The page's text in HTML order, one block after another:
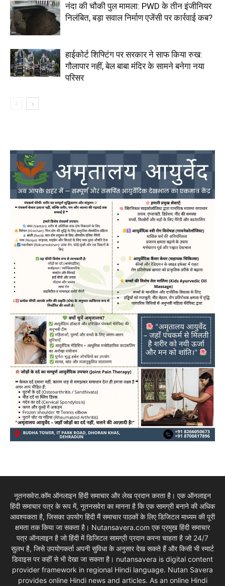
नंदा की चौकी पुल मामला: PWD के तीन इंजीनियर
निलंबित, बड़ा सवाल निर्माण एजेंसी पर कार्रवाई कब?
हाईकोर्ट शिफ्टिंग पर सरकार ने साफ किया रुख:
गौलापार नहीं, बेल बाबा मंदिर के सामने बनेगा नया
परिसर
नूतनसवेरा.कॉम ऑनलाइन हिंदी समाचार और लेख प्रदान करता है। एक ऑनलाइन
हिंदी समाचार पत्र के रूप में, नूतनसवेरा का मानना है कि एक सामग्री बनाने की अधिक
आवश्यकता है, जिसका उपयोग हिंदी मैं समाचार पाठकों के लिए डिजिटल माध्यम की पूरी
क्षमता तक किया जा सकता है। Nutansavera.com एक प्रमुख हिंदी समाचार
पत्र ऑनलाइन है जो हिंदी में डिजिटल सामग्री प्रदान करना चाहता है जो 24/7
सुलभ है, जिसे उपयोगकर्ता अपनी सुविधा के अनुसार देख सकते हैं और किसी भी स्मार्ट
डिवाइस पर कहीं से भी देखा जा सकता है। nutansavera is digital content
provider framework in regional Hindi language. Nutan Savera
provides online Hindi news and articles. As an online Hindi